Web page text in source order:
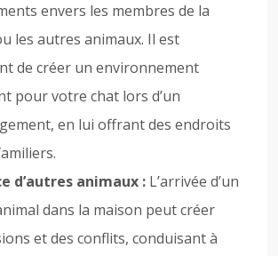
envers les membres de la
les autres animaux. Il est
de créer un environnement
pour votre chat lors d’un
en lui offrant des endroits
d’autres animaux : L’arrivée d’un
dans la maison peut créer
et des conflits, conduisant à